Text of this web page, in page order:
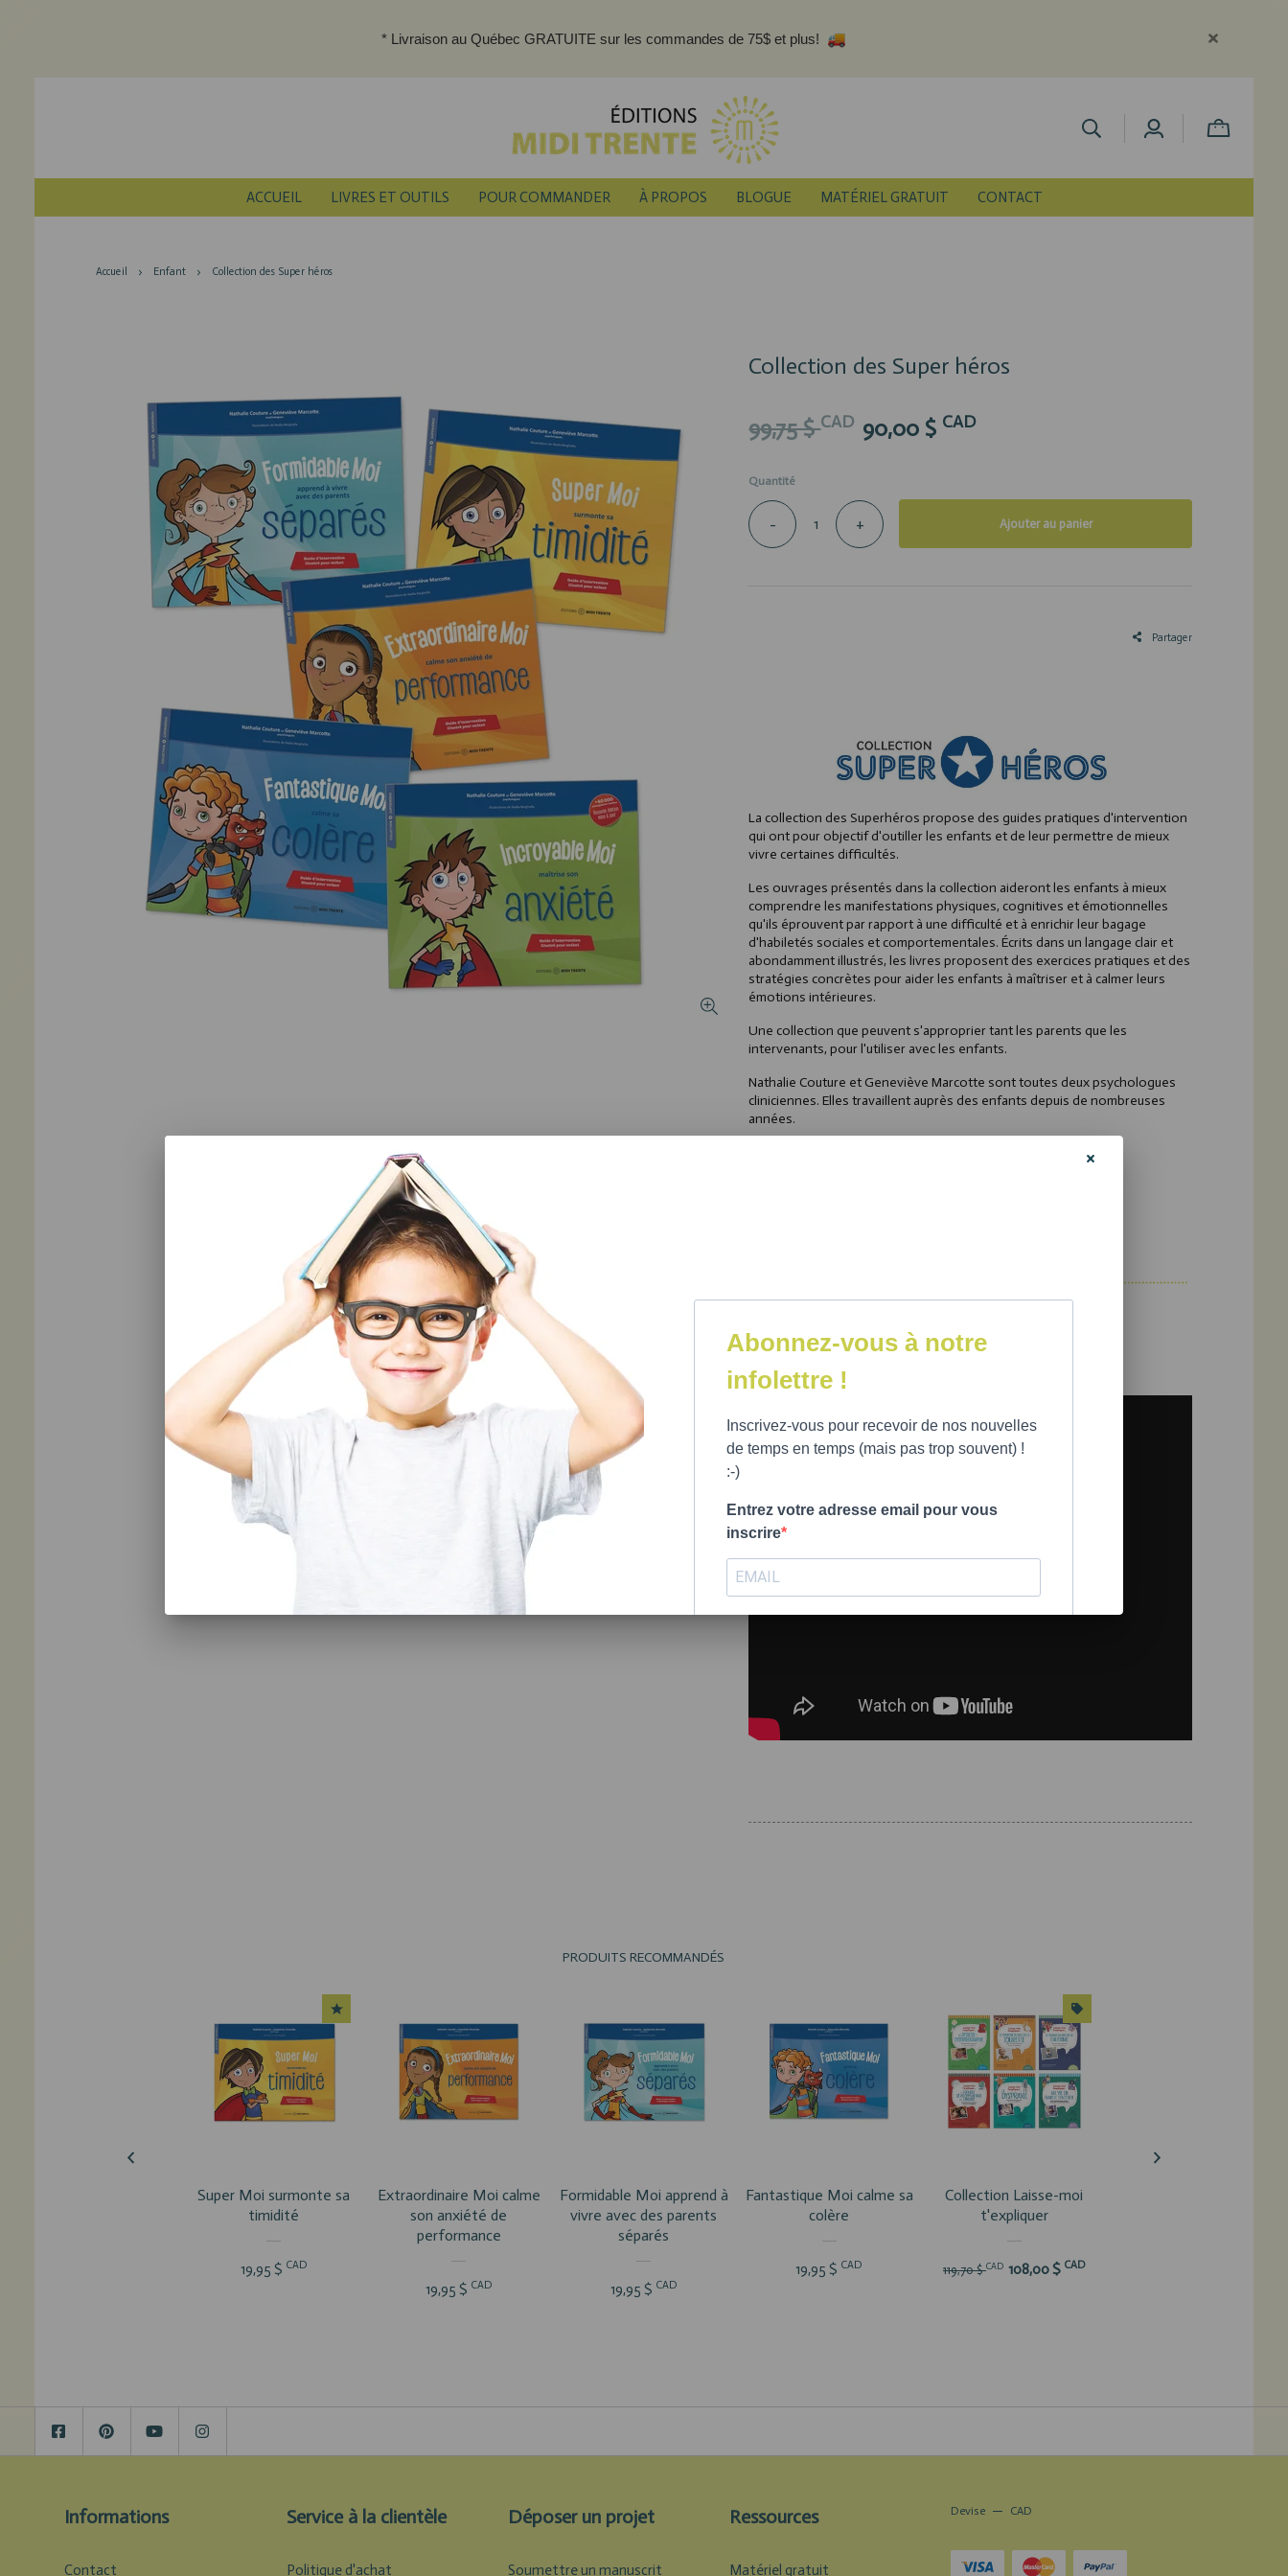
* Livraison au Québec GRATUITE sur les commandes de 75$ et plus!
ACCUEIL LIVRES ET OUTILS POUR COMMANDER À PROPOS BLOGUE MATÉRIEL GRATUIT CONTACT
Accueil Enfant Collection des Super héros
Collection des Super héros
99,75 $CAD 90,00 $ CAD
Quantité
- + Ajouter au panier
Partager
La collection des Superhéros propose des guides pratiques d'intervention
qui ont pour objectif d'outiller les enfants et de leur permettre de mieux
vivre certaines difficultés.
Les ouvrages présentés dans la collection aideront les enfants à mieux
comprendre les manifestations physiques, cognitives et émotionnelles
qu'ils éprouvent par rapport à une difficulté et à enrichir leur bagage
d'habiletés sociales et comportementales. Écrits dans un langage clair et
abondamment illustrés, les livres proposent des exercices pratiques et des
stratégies concrètes pour aider les enfants à maîtriser et à calmer leurs
émotions intérieures.
Une collection que peuvent s'approprier tant les parents que les
intervenants, pour l'utiliser avec les enfants.
Nathalie Couture et Geneviève Marcotte sont toutes deux psychologues
cliniciennes. Elles travaillent auprès des enfants depuis de nombreuses
années.
48 pages ; 9 X 7,5" ; 6 à 12 ans
PRODUITS RECOMMANDÉS
VOIR LE PRODUIT
Super Moi surmonte sa
timidité
19,95 $ CAD
VOIR LE PRODUIT
Extraordinaire Moi calme
son anxiété de
performance
19,95 $ CAD
VOIR LE PRODUIT
Formidable Moi apprend à
vivre avec des parents
séparés
19,95 $ CAD
VOIR LE PRODUIT
Fantastique Moi calme sa
colère
19,95 $ CAD
VOIR LE PRODUIT
Collection Laisse-moi
t'expliquer
119,70 $CAD 108,00 $ CAD
Informations
Contact
Service à la clientèle
Politique d'achat
Déposer un projet
Soumettre un manuscrit
Ressources
Matériel gratuit
Devise CAD
Abonnez-vous à notre
infolettre !
Inscrivez-vous pour recevoir de nos nouvelles
de temps en temps (mais pas trop souvent) !
:-)
Entrez votre adresse email pour vous
inscrire